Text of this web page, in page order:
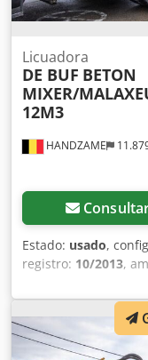
HANDZAME
Licuadora
DE BUF BETON
MIXER/
12M3
Estado: usado,
registro: 10/2013,
Año de fabricación:
Medida de
Suspensión: